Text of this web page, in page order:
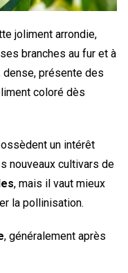
joliment arrondie,
branches au fur et à
présente des
coloré dès
un intérêt
nouveaux cultivars de
, mais il vaut mieux
la pollinisation.
, généralement après